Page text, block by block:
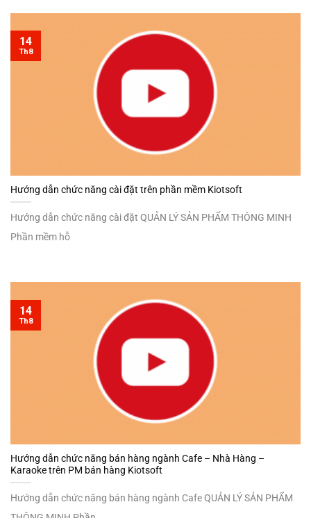
Hướng dẫn chức năng cài đặt trên phần mềm Kiotsoft
Hướng dẫn chức năng cài đặt QUẢN LÝ SẢN PHẨM THÔNG MINH
Phần mềm hỗ
14
Th8
Hướng dẫn chức năng bán hàng ngành Cafe – Nhà Hàng –
Karaoke trên PM bán hàng Kiotsoft
Hướng dẫn chức năng bán hàng ngành Cafe QUẢN LÝ SẢN PHẨM
14
Th8